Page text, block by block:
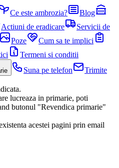
Ce este ambrozia?
Blog
Actiuni de eradicare
Servicii de
Poze
Cum sa te implici
Termeni si conditii
Suna pe telefon
Trimite
lucreaza in primarie, poti
butonul "Revendica primarie"
acestei pagini prin email